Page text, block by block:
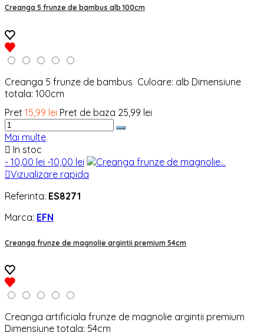
Creanga 5 frunze de bambus alb 100cm
Creanga 5 frunze de bambus Culoare: alb Dimensiune
totala: 100cm
Pret 15,99 lei Pret de baza 25,99 lei
Mai multe
 In stoc
- 10,00 lei -10,00 lei
Vizualizare rapida
Referinta: ES8271
Marca: EFN
Creanga frunze de magnolie argintii premium 54cm
Creanga artificiala frunze de magnolie argintii premium
Dimensiune totala: 54cm